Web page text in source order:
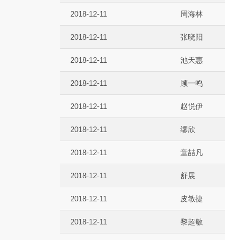
2018-12-11 周海林
2018-12-11 张晓阳
2018-12-11 池天惠
2018-12-11 顾一鸣
2018-12-11 赵悦伊
2018-12-11 缪欣
2018-12-11 童喆凡
2018-12-11 舒展
2018-12-11 皮敏捷
2018-12-11 黎超敏